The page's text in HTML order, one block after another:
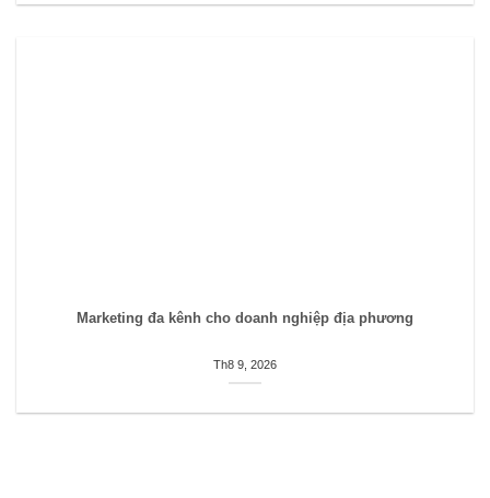
Marketing đa kênh cho doanh nghiệp địa phương
Th8 9, 2026